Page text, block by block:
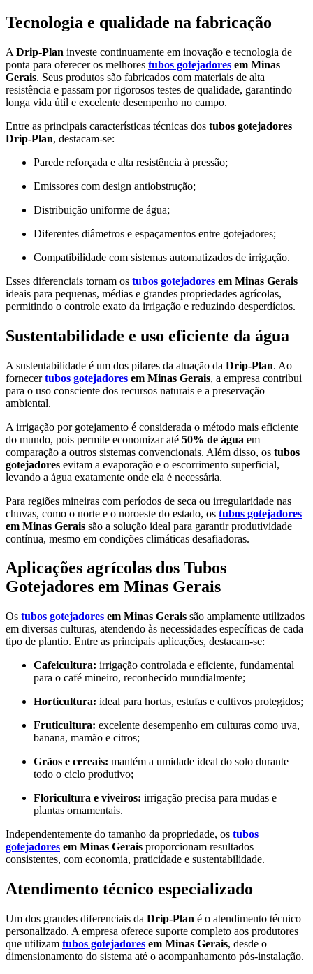
Tecnologia e qualidade na fabricação
A Drip-Plan investe continuamente em inovação e tecnologia de
ponta para oferecer os melhores tubos gotejadores em Minas
Gerais. Seus produtos são fabricados com materiais de alta
resistência e passam por rigorosos testes de qualidade, garantindo
longa vida útil e excelente desempenho no campo.
Entre as principais características técnicas dos tubos gotejadores
Drip-Plan, destacam-se:
Parede reforçada e alta resistência à pressão;
Emissores com design antiobstrução;
Distribuição uniforme de água;
Diferentes diâmetros e espaçamentos entre gotejadores;
Compatibilidade com sistemas automatizados de irrigação.
Esses diferenciais tornam os tubos gotejadores em Minas Gerais
ideais para pequenas, médias e grandes propriedades agrícolas,
permitindo o controle exato da irrigação e reduzindo desperdícios.
Sustentabilidade e uso eficiente da água
A sustentabilidade é um dos pilares da atuação da Drip-Plan. Ao
fornecertubos gotejadores em Minas Gerais, a empresa contribui
para o uso consciente dos recursos naturais e a preservação
ambiental.
A irrigação por gotejamento é considerada o método mais eficiente
do mundo, pois permite economizar até 50% de água em
comparação a outros sistemas convencionais. Além disso, os tubos
gotejadores evitam a evaporação e o escorrimento superficial,
levando a água exatamente onde ela é necessária.
Para regiões mineiras com períodos de seca ou irregularidade nas
chuvas, como o norte e o noroeste do estado, os tubos gotejadores
em Minas Gerais são a solução ideal para garantir produtividade
contínua, mesmo em condições climáticas desafiadoras.
Aplicações agrícolas dos Tubos
Gotejadores em Minas Gerais
Os tubos gotejadores em Minas Gerais são amplamente utilizados
em diversas culturas, atendendo às necessidades específicas de cada
tipo de plantio. Entre as principais aplicações, destacam-se:
Cafeicultura: irrigação controlada e eficiente, fundamental
para o café mineiro, reconhecido mundialmente;
Horticultura: ideal para hortas, estufas e cultivos protegidos;
Fruticultura: excelente desempenho em culturas como uva,
banana, mamão e citros;
Grãos e cereais: mantém a umidade ideal do solo durante
todo o ciclo produtivo;
Floricultura e viveiros: irrigação precisa para mudas e
plantas ornamentais.
Independentemente do tamanho da propriedade, os tubos
gotejadores em Minas Gerais proporcionam resultados
consistentes, com economia, praticidade e sustentabilidade.
Atendimento técnico especializado
Um dos grandes diferenciais da Drip-Plan é o atendimento técnico
personalizado. A empresa oferece suporte completo aos produtores
que utilizam tubos gotejadores em Minas Gerais, desde o
dimensionamento do sistema até o acompanhamento pós-instalação.